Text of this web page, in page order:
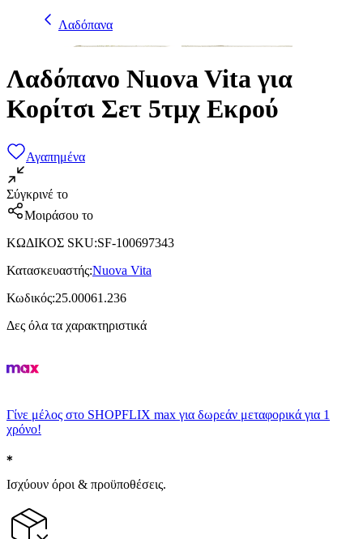
Λαδόπανα
Λαδόπανο Nuova Vita για
Κορίτσι Σετ 5τμχ Εκρού
Αγαπημένα
Σύγκρινέ το
Μοιράσου το
ΚΩΔΙΚΟΣ SKU:SF-100697343
Κατασκευαστής:Nuova Vita
Κωδικός:25.00061.236
Δες όλα τα χαρακτηριστικά
Γίνε μέλος στο SHOPFLIX max για δωρεάν μεταφορικά για 1
χρόνο!
Ισχύουν όροι & προϋποθέσεις.